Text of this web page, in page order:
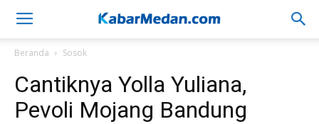
Beranda Sosok
Cantiknya Yolla Yuliana,
Pevoli Mojang Bandung